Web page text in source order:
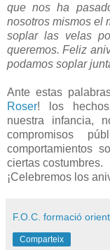
que nos ha
nosotros mismos el
soplar las velas
queremos. Feliz
podamos soplar
Ante estas
Roser! los
nuestra infancia,
compromisos
comportamientos
ciertas costumbres.
¡Celebremos los
F.O.C. formació
Comparteix